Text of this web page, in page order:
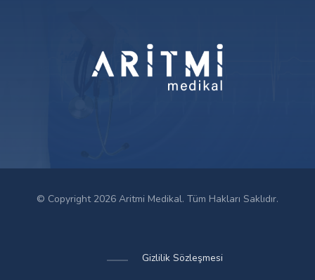
© Copyright 2026 Aritmi Medikal. Tüm Hakları Saklıdır.
Gizlilik Sözleşmesi